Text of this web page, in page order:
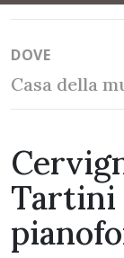
DOVE
Casa della
Tartini